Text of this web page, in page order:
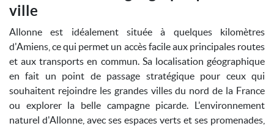
ville
Allonne est idéalement située à quelques kilomètres
d'Amiens, ce qui permet un accès facile aux principales routes
et aux transports en commun. Sa localisation géographique
en fait un point de passage stratégique pour ceux qui
souhaitent rejoindre les grandes villes du nord de la France
ou explorer la belle campagne picarde. L'environnement
naturel d'Allonne, avec ses espaces verts et ses promenades,